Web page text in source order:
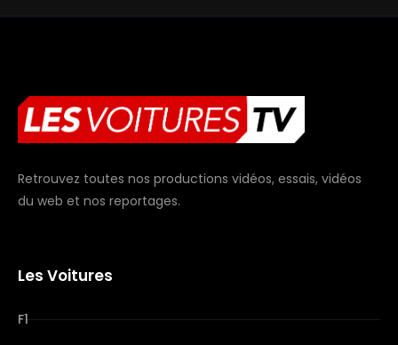
Retrouvez toutes nos productions vidéos, essais, vidéos
du web et nos reportages.
Les Voitures
F1